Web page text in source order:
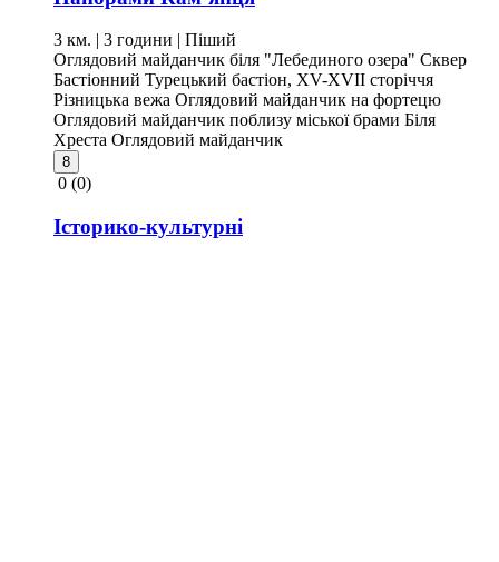
3 км. | 3 години | Піший
Оглядовий майданчик біля "Лебединого озера" Сквер
Бастіонний Турецький бастіон, XV-XVII сторіччя
Різницька вежа Оглядовий майданчик на фортецю
Оглядовий майданчик поблизу міської брами Біля
Хреста Оглядовий майданчик
8
0 (0)
Історико-культурні